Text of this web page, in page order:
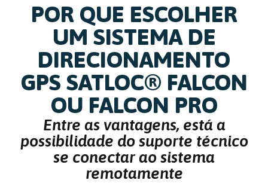
POR QUE ESCOLHER
UM SISTEMA DE
DIRECIONAMENTO
GPS SATLOC® FALCON
OU FALCON PRO
Entre as vantagens, está a
possibilidade do suporte técnico
se conectar ao sistema
remotamente